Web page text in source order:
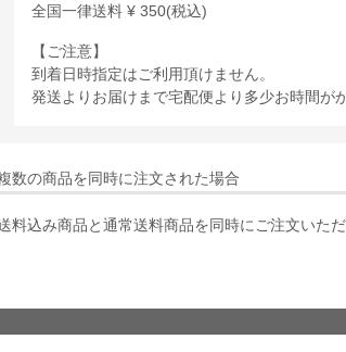
全国一律送料 ¥ 350(税込)
【ご注意】
到着日時指定はご利用頂けません。
発送よりお届けまで宅配便より多少お時間が
数の商品を同時に注文された場合
料込み商品と通常送料商品を同時にご注文いた